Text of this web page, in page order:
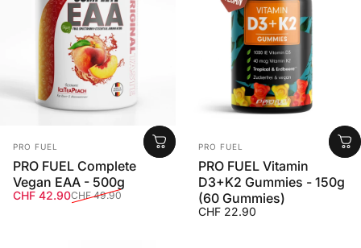
Anbieter:
PRO FUEL
PRO FUEL Complete
Vegan EAA - 500g
Verkaufspreis
CHF 42.90
Normaler Preis
CHF 49.90
Anbieter:
PRO FUEL
PRO FUEL Vitamin
D3+K2 Gummies - 150g
(60 Gummies)
CHF 22.90